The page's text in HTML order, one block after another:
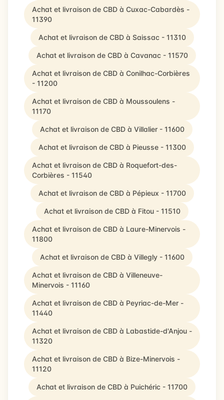
Achat et livraison de CBD à Cuxac-Cabardès -
11390
Achat et livraison de CBD à Saissac - 11310
Achat et livraison de CBD à Cavanac - 11570
Achat et livraison de CBD à Conilhac-Corbières
- 11200
Achat et livraison de CBD à Moussoulens -
11170
Achat et livraison de CBD à Villalier - 11600
Achat et livraison de CBD à Pieusse - 11300
Achat et livraison de CBD à Roquefort-des-
Corbières - 11540
Achat et livraison de CBD à Pépieux - 11700
Achat et livraison de CBD à Fitou - 11510
Achat et livraison de CBD à Laure-Minervois -
11800
Achat et livraison de CBD à Villegly - 11600
Achat et livraison de CBD à Villeneuve-
Minervois - 11160
Achat et livraison de CBD à Peyriac-de-Mer -
11440
Achat et livraison de CBD à Labastide-d'Anjou -
11320
Achat et livraison de CBD à Bize-Minervois -
11120
Achat et livraison de CBD à Puichéric - 11700